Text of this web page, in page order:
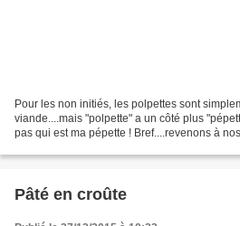
Pour les non initiés, les polpettes sont
viande....mais "polpette" a un côté plus
pas qui est ma pépette ! Bref....revenons à
Pâté en croûte